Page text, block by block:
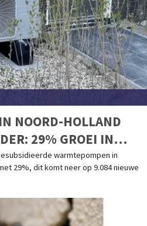
NOORD-HOLLAND
29% GROEI IN
warmtepompen in
29%, dit komt neer op 9.084 nieuwe